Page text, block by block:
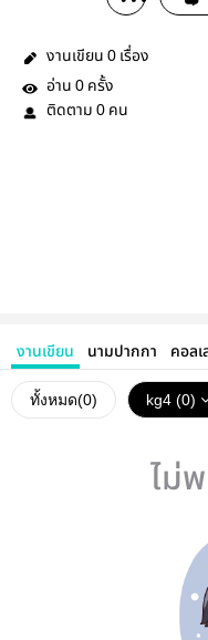
งานเขียน 0 เรื่อง
อ่าน 0 ครั้ง
ติดตาม 0 คน
งานเขียน นามปากกา คอล
ทั้งหมด(0) kg4 (0)
ไม่